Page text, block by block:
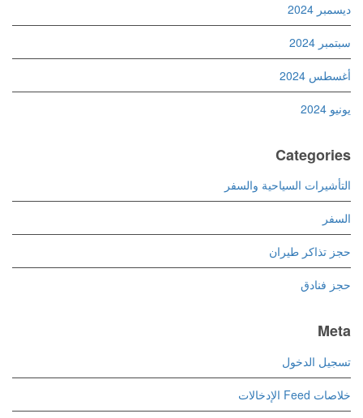
ديسمبر 2024
سبتمبر 2024
أغسطس 2024
يونيو 2024
Categories
التأشيرات السياحية والسفر
السفر
حجز تذاكر طيران
حجز فنادق
Meta
تسجيل الدخول
خلاصات Feed الإدخالات